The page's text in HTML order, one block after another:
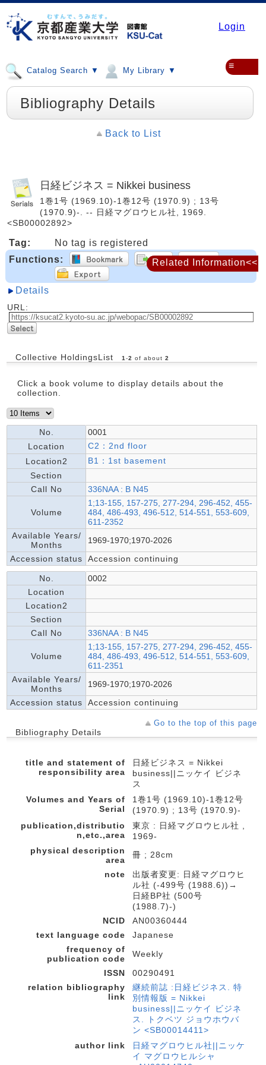
Login
Catalog Search ▼ My Library ▼ ≡
Bibliography Details
Back to List
日経ビジネス = Nikkei business
1巻1号 (1969.10)-1巻12号 (1970.9) ; 13号
(1970.9)-. -- 日経マグロウヒル社, 1969.
<SB00002892>
Tag:
No tag is registered
Functions:
Details
URL:
Collective HoldingsList 1 -2 of about 2
Click a book volume to display details about the
collection.
No.
0001
Location
C2：2nd floor
Location2
B1：1st basement
Section
Call No
336NAA : B N45
Volume
1;13-155, 157-275, 277-294, 296-452, 455-
484, 486-493, 496-512, 514-551, 553-609,
611-2352
Available Years/
Months
1969-1970;1970-2026
Accession status
Accession continuing
No.
0002
Location
Location2
Section
Call No
336NAA : B N45
Volume
1;13-155, 157-275, 277-294, 296-452, 455-
484, 486-493, 496-512, 514-551, 553-609,
611-2351
Available Years/
Months
1969-1970;1970-2026
Accession status
Accession continuing
Go to the top of this page
Bibliography Details
title and statement of
responsibility area
日経ビジネス = Nikkei
business||ニッケイ ビジネ
ス
Volumes and Years of
Serial
1巻1号 (1969.10)-1巻12号
(1970.9) ; 13号 (1970.9)-
publication,distributio
n,etc.,area
東京 : 日経マグロウヒル社 ,
1969-
physical description
area
冊 ; 28cm
note
出版者変更: 日経マグロウヒ
ル社 (-499号 (1988.6))→
日経BP社 (500号
(1988.7)-)
NCID
AN00360444
text language code
Japanese
frequency of
publication code
Weekly
ISSN
00290491
relation bibliography
link
継続前誌 :日経ビジネス. 特
別情報版 = Nikkei
business||ニッケイ ビジネ
ス. トクベツ ジョウホウバ
ン <SB00014411>
author link
日経マグロウヒル社||ニッケ
イ マグロウヒルシャ
Related Information<<